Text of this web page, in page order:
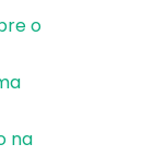
o
na